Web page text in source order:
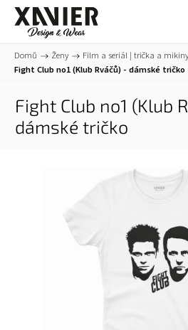
Domů / Ženy / Film a seriál | trička a mikiny
Fight Club no1 (Klub Rváčů) - dámské tričko
Fight Club no1 (Klub
dámské tričko